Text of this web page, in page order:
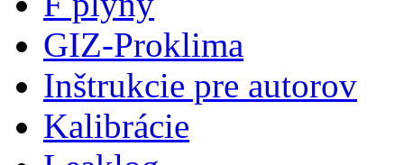
GIZ-Proklima
Inštrukcie pre autorov
Kalibrácie